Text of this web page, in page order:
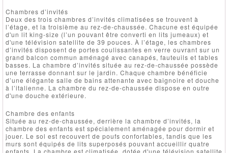
Chambres d’invités
Deux des trois chambres d’invités climatisées se trouvent à
l’étage, et la troisième au rez-de-chaussée. Chacune est équipée
d'un lit king-size (l’un pouvant être converti en lits jumeaux) et
d'une télévision satellite de 39 pouces. À l’étage, les chambres
d’invités disposent de portes coulissantes en verre ouvrant sur un
grand balcon commun aménagé avec canapés, fauteuils et tables
basses. La chambre d’invités située au rez-de-chaussée possède
une terrasse donnant sur le jardin. Chaque chambre bénéficie
d’une élégante salle de bains attenante avec baignoire et douche
à l’italienne. La chambre du rez-de-chaussée dispose en outre
d'une douche extérieure.
Chambre des enfants
Située au rez-de-chaussée, derrière la chambre d’invités, la
chambre des enfants est spécialement aménagée pour dormir et
jouer. Le sol est recouvert de poufs confortables, tandis que les
murs sont équipés de lits superposés pouvant accueillir quatre
enfants. La chambre est climatisée, dotée d'une télévision satellite